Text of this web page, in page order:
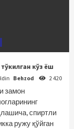
тўкилган кўз ёш
Behzod 2 420
замон
спиртли
ружу қўйган